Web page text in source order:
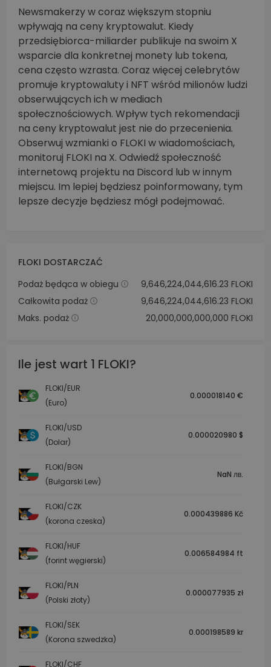
Newsmakerzy w coraz większym stopniu
wpływają na ceny kryptowalut. Kiedy
przedsiębiorca-miliarder publikuje na swoim X
wsparcie dla konkretnej monety lub tokena,
cena często wzrasta. Coraz więcej celebrytów
promuje kryptowaluty i NFT wśród milionów ludzi
obserwujących ich w mediach
społecznościowych. Wpływ tych rekomendacji
na ceny kryptowalut jest nie do przecenienia.
Obserwuj wzmianki o FLOKI w wiadomościach,
monitoruj FLOKI na X. Odwiedź społeczność
internetową projektu na Discord lub w innym
miejscu. Im lepiej będziesz poinformowany, tym
lepsze decyzje będziesz mógł podejmować.
FLOKI DOSTARCZAĆ
Podaż będąca w obiegu
9,646,224,044,616.23 FLOKI
Całkowita podaż
9,646,224,044,616.23 FLOKI
Maks. podaż
20,000,000,000,000 FLOKI
Ile jest wart 1 FLOKI?
FLOKI/EUR
(Euro)
0.000018140 €
FLOKI/USD
(Dolar)
0.000020980 $
FLOKI/BGN
(Bułgarski Lew)
NaN лв.
FLOKI/CZK
(korona czeska)
0.000439886 Kč
FLOKI/HUF
(forint węgierski)
0.006584984 ft
FLOKI/PLN
(Polski złoty)
0.000077935 zł
FLOKI/SEK
(Korona szwedzka)
0.000198589 kr
FLOKI/CHF